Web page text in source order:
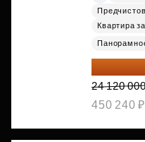
Квартира
20 260
24 120
450 240